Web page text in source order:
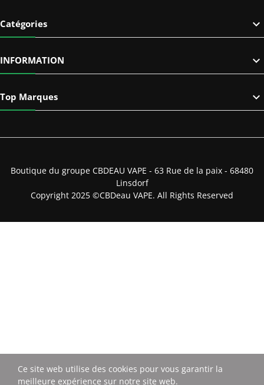
Catégories 
INFORMATION 
Top Marques 
Boutique du groupe CBDEAU VAPE - 63 Rue de la paix - 68480
Linsdorf
Copyright 2025 ©CBDeau VAPE. All Rights Reserved
Ce site web utilise des cookies pour vous garantir la
meilleure expérience sur notre site web.